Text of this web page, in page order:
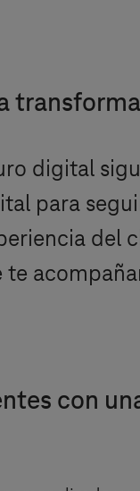
digital
para
del
con